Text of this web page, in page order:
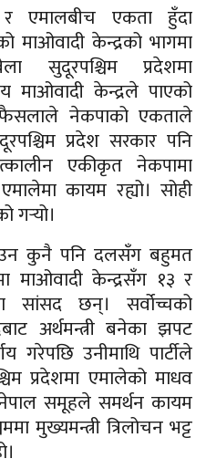
एमालबीच एकता हुँदा
माओवादी केन्द्रको भागमा
सुदूरपश्चिम प्रदेशमा
माओवादी केन्द्रले पाएको
फैसलाले नेकपाको एकताले
प्रदेश सरकार पनि
एकीकृत नेकपामा
कायम रह्यो। सोही
गर्‍यो।
कुनै पनि दलसँग बहुमत
माओवादी केन्द्रसँग १३ र
छन्। सर्वोच्चको
अर्थमन्त्री बनेका झपट
गरेपछि उनीमाथि पार्टीले
प्रदेशमा एमालेको माधव
समूहले समर्थन कायम
मुख्यमन्त्री त्रिलोचन भट्ट